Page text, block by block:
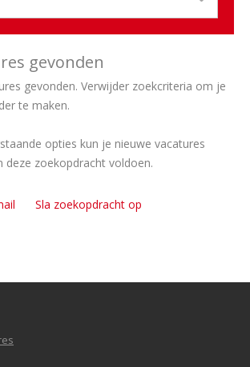
gevonden
gevonden. Verwijder zoekcriteria om je
te maken.
opties kun je nieuwe vacatures
deze zoekopdracht voldoen.
Sla zoekopdracht op